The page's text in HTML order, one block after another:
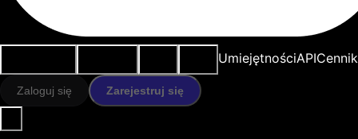
UmiejętnościAPICennik
Zaloguj się Zarejestruj się